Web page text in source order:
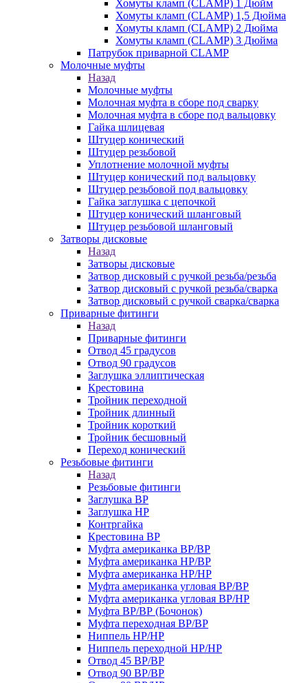
Хомуты кламп (CLAMP) 1 Дюйм
Хомуты кламп (CLAMP) 1,5 Дюйма
Хомуты кламп (CLAMP) 2 Дюйма
Хомуты кламп (CLAMP) 3 Дюйма
Патрубок приварной CLAMP
Молочные муфты
Назад
Молочные муфты
Молочная муфта в сборе под сварку
Молочная муфта в сборе под вальцовку
Гайка шлицевая
Штуцер конический
Штуцер резьбовой
Уплотнение молочной муфты
Штуцер конический под вальцовку
Штуцер резьбовой под вальцовку
Гайка заглушка с цепочкой
Штуцер конический шланговый
Штуцер резьбовой шланговый
Затворы дисковые
Назад
Затворы дисковые
Затвор дисковый с ручкой резьба/резьба
Затвор дисковый с ручкой резьба/сварка
Затвор дисковый с ручкой сварка/сварка
Приварные фитинги
Назад
Приварные фитинги
Отвод 45 градусов
Отвод 90 градусов
Заглушка эллиптическая
Крестовина
Тройник переходной
Тройник длинный
Тройник короткий
Тройник бесшовный
Переход конический
Резьбовые фитинги
Назад
Резьбовые фитинги
Заглушка ВР
Заглушка НР
Контргайка
Крестовина ВР
Муфта американка ВР/ВР
Муфта американка НР/ВР
Муфта американка НР/НР
Муфта американка угловая ВР/ВР
Муфта американка угловая ВР/НР
Муфта ВР/ВР (Бочонок)
Муфта переходная ВР/ВР
Ниппель НР/НР
Ниппель переходной НР/НР
Отвод 45 ВР/ВР
Отвод 90 ВР/ВР